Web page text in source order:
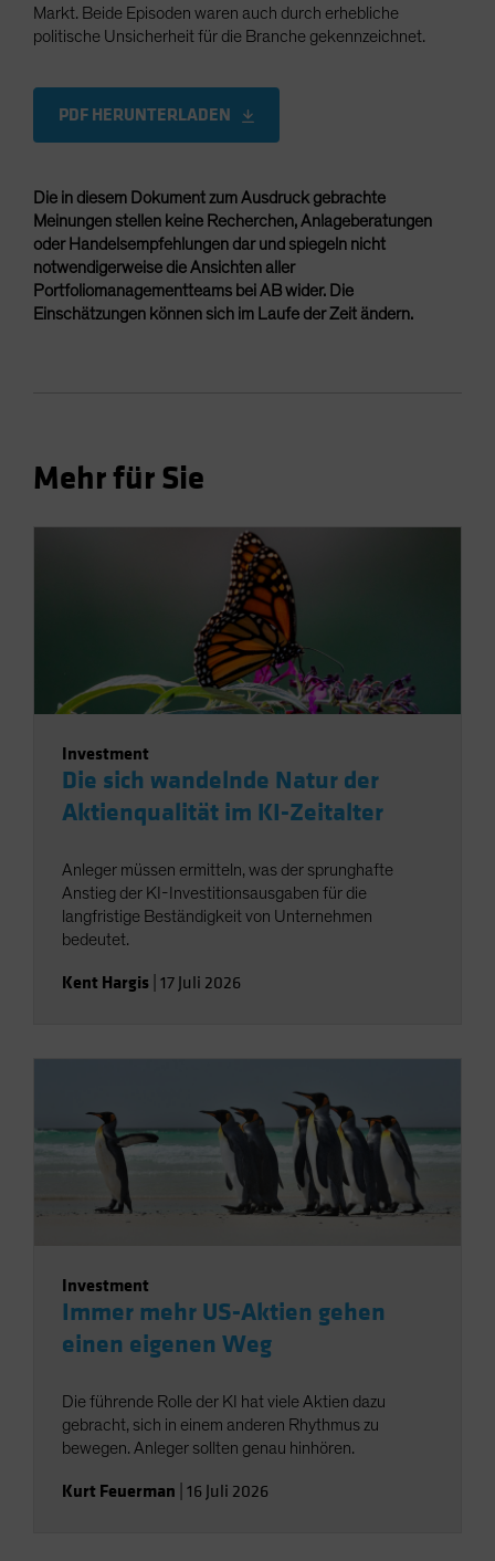
Markt. Beide Episoden waren auch durch erhebliche
politische Unsicherheit für die Branche gekennzeichnet.
PDF HERUNTERLADEN
Die in diesem Dokument zum Ausdruck gebrachte
Meinungen stellen keine Recherchen, Anlageberatungen
oder Handelsempfehlungen dar und spiegeln nicht
notwendigerweise die Ansichten aller
Portfoliomanagementteams bei AB wider. Die
Einschätzungen können sich im Laufe der Zeit ändern.
Mehr für Sie
Investment
Die sich wandelnde Natur der
Aktienqualität im KI-Zeitalter
Anleger müssen ermitteln, was der sprunghafte
Anstieg der KI-Investitionsausgaben für die
langfristige Beständigkeit von Unternehmen
bedeutet.
Kent Hargis 17 Juli 2026
Investment
Immer mehr US-Aktien gehen
einen eigenen Weg
Die führende Rolle der KI hat viele Aktien dazu
gebracht, sich in einem anderen Rhythmus zu
bewegen. Anleger sollten genau hinhören.
Kurt Feuerman 16 Juli 2026